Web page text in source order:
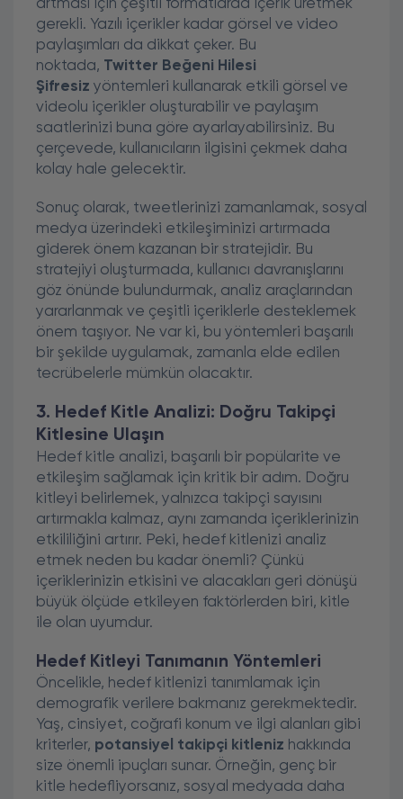
artması için çeşitli formatlarda içerik üretmek
gerekli. Yazılı içerikler kadar görsel ve video
paylaşımları da dikkat çeker. Bu
noktada, Twitter Beğeni Hilesi
Şifresiz yöntemleri kullanarak etkili görsel ve
videolu içerikler oluşturabilir ve paylaşım
saatlerinizi buna göre ayarlayabilirsiniz. Bu
çerçevede, kullanıcıların ilgisini çekmek daha
kolay hale gelecektir.
Sonuç olarak, tweetlerinizi zamanlamak, sosyal
medya üzerindeki etkileşiminizi artırmada
giderek önem kazanan bir stratejidir. Bu
stratejiyi oluşturmada, kullanıcı davranışlarını
göz önünde bulundurmak, analiz araçlarından
yararlanmak ve çeşitli içeriklerle desteklemek
önem taşıyor. Ne var ki, bu yöntemleri başarılı
bir şekilde uygulamak, zamanla elde edilen
tecrübelerle mümkün olacaktır.
3. Hedef Kitle Analizi: Doğru Takipçi
Kitlesine Ulaşın
Hedef kitle analizi, başarılı bir popülarite ve
etkileşim sağlamak için kritik bir adım. Doğru
kitleyi belirlemek, yalnızca takipçi sayısını
artırmakla kalmaz, aynı zamanda içeriklerinizin
etkililiğini artırır. Peki, hedef kitlenizi analiz
etmek neden bu kadar önemli? Çünkü
içeriklerinizin etkisini ve alacakları geri dönüşü
büyük ölçüde etkileyen faktörlerden biri, kitle
ile olan uyumdur.
Hedef Kitleyi Tanımanın Yöntemleri
Öncelikle, hedef kitlenizi tanımlamak için
demografik verilere bakmanız gerekmektedir.
Yaş, cinsiyet, coğrafi konum ve ilgi alanları gibi
kriterler, potansiyel takipçi kitleniz hakkında
size önemli ipuçları sunar. Örneğin, genç bir
kitle hedefliyorsanız, sosyal medyada daha